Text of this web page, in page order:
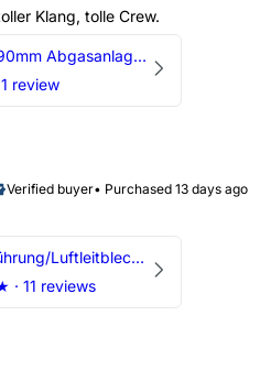
Klang, tolle Crew.
3,5" 90mm Abgasanlage AUDI RSQ3 DNWA 2.5 TFSI
1 review
Verified buyer• Purchased 13 days ago
Luftführung/Luftleitblech 5" 125mm offene Ansaugung HPerformance
· 11 reviews